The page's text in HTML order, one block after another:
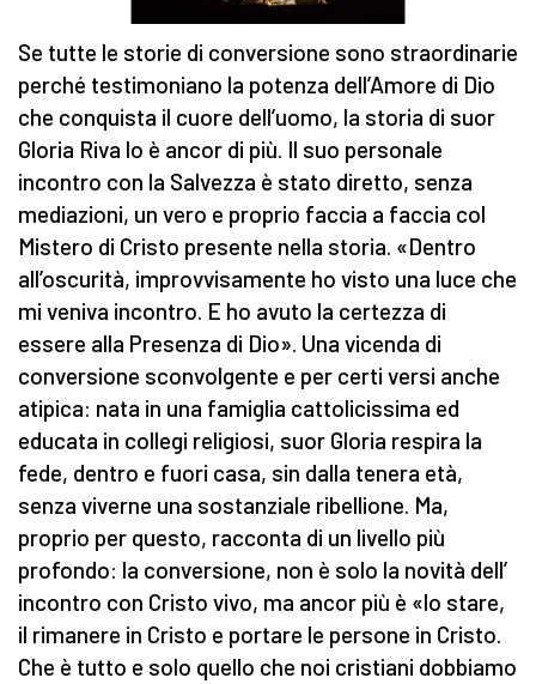
Se tutte le storie di conversione sono straordinarie
perché testimoniano la potenza dell’Amore di Dio
che conquista il cuore dell’uomo, la storia di suor
Gloria Riva lo è ancor di più. Il suo personale
incontro con la Salvezza è stato diretto, senza
mediazioni, un vero e proprio faccia a faccia col
Mistero di Cristo presente nella storia. «Dentro
all’oscurità, improvvisamente ho visto una luce che
mi veniva incontro. E ho avuto la certezza di
essere alla Presenza di Dio». Una vicenda di
conversione sconvolgente e per certi versi anche
atipica: nata in una famiglia cattolicissima ed
educata in collegi religiosi, suor Gloria respira la
fede, dentro e fuori casa, sin dalla tenera età,
senza viverne una sostanziale ribellione. Ma,
proprio per questo, racconta di un livello più
profondo: la conversione, non è solo la novità dell’
incontro con Cristo vivo, ma ancor più è «lo stare,
il rimanere in Cristo e portare le persone in Cristo.
Che è tutto e solo quello che noi cristiani dobbiamo